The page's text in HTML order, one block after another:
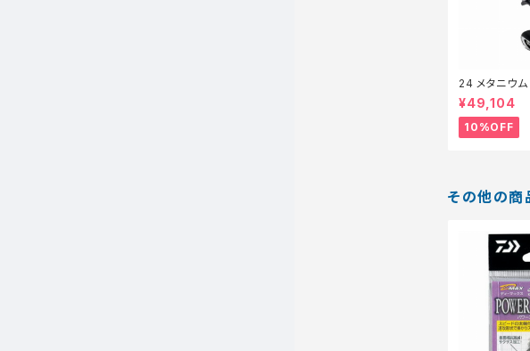
24 メタニウ
ール_リール】【
¥49,104
10%OFF
その他の商